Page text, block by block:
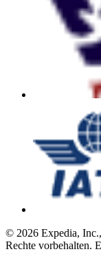
© 2026 Expedia,
Rechte vorbehalten.